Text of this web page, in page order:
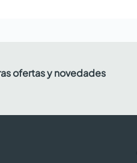
ofertas y novedades